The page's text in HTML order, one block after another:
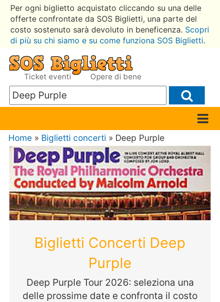
Per ogni biglietto acquistato cliccando su una delle
offerte confrontate da SOS Biglietti, una parte del
costo sostenuto sarà devoluto in beneficenza. Scopri
di più su chi siamo e su come funziona SOS Biglietti.
Ticket eventi Opere di bene
Home » Biglietti concerti » Deep Purple
Biglietti Concerti Deep
Purple
Deep Purple Tour 2026: seleziona una
delle prossime date e confronta il costo